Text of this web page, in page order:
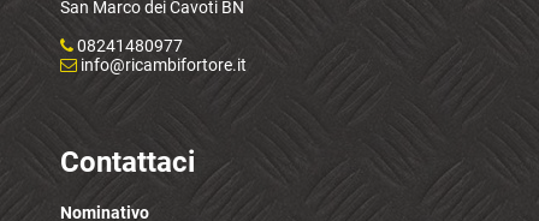
San Marco dei Cavoti BN
08241480977
info@ricambifortore.it
Contattaci
Nominativo